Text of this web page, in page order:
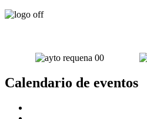
Calendario de eventos